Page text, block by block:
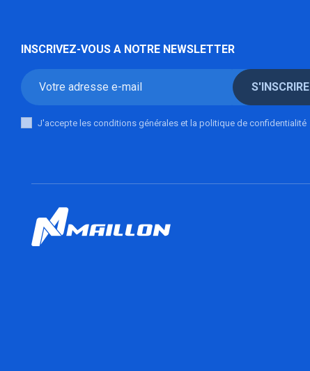
INSCRIVEZ-VOUS A NOTRE NEWSLETTER
S'INSCRIRE
J'accepte les conditions générales et la politique de confidentialité